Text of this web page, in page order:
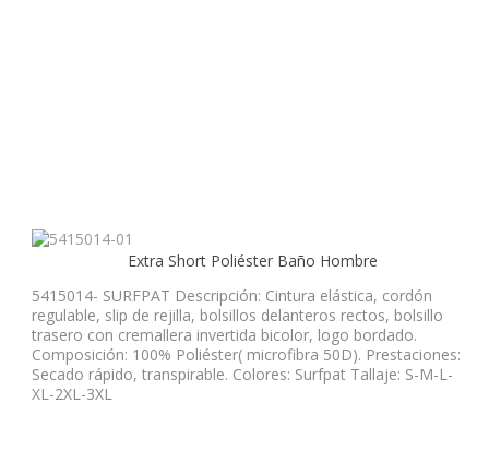
Extra Short Poliéster Baño Hombre
5415014- SURFPAT Descripción: Cintura elástica, cordón
regulable, slip de rejilla, bolsillos delanteros rectos, bolsillo
trasero con cremallera invertida bicolor, logo bordado.
Composición: 100% Poliéster( microfibra 50D). Prestaciones:
Secado rápido, transpirable. Colores: Surfpat Tallaje: S-M-L-
XL-2XL-3XL